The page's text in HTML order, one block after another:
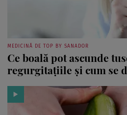
MEDICINĂ DE TOP BY SANADOR
Ce boală pot ascunde